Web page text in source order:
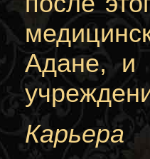
Адане, и
Карьера